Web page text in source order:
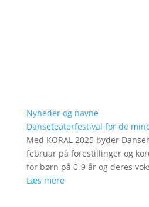
Nyheder og navne
Danseteaterfestival for de
Med KORAL 2025 byder
februar på forestillinger og
for børn på 0-9 år og deres
Læs mere